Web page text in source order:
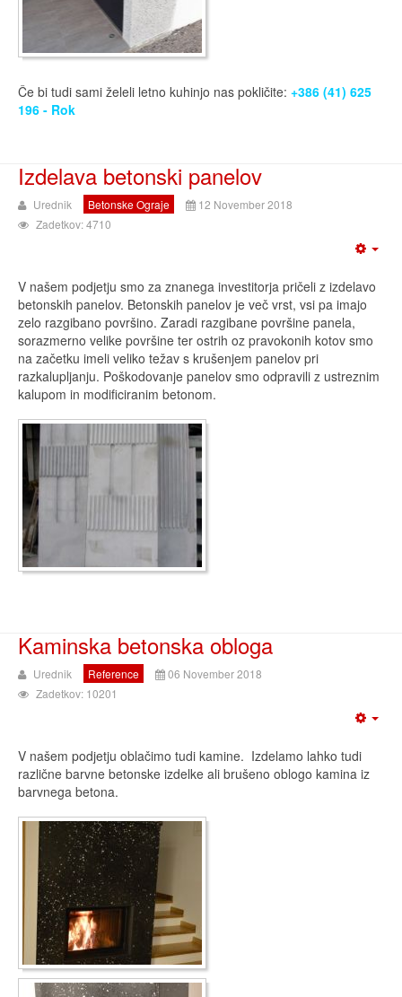
Če bi tudi sami želeli letno kuhinjo nas pokličite: +386 (41) 625
196 - Rok
Izdelava betonski panelov
Urednik Betonske Ograje
12 November 2018
Zadetkov: 4710
V našem podjetju smo za znanega investitorja pričeli z izdelavo
betonskih panelov. Betonskih panelov je več vrst, vsi pa imajo
zelo razgibano površino. Zaradi razgibane površine panela,
sorazmerno velike površine ter ostrih oz pravokonih kotov smo
na začetku imeli veliko težav s krušenjem panelov pri
razkalupljanju. Poškodovanje panelov smo odpravili z ustreznim
kalupom in modificiranim betonom.
Kaminska betonska obloga
Urednik Reference
06 November 2018
Zadetkov: 10201
V našem podjetju oblačimo tudi kamine. Izdelamo lahko tudi
različne barvne betonske izdelke ali brušeno oblogo kamina iz
barvnega betona.